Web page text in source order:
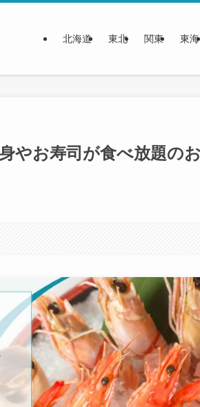
北海道 東北 関東 東海
やお寿司が食べ放題の